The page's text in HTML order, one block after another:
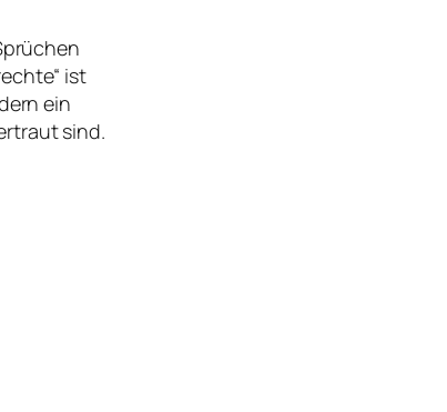
ist
ein
sind.